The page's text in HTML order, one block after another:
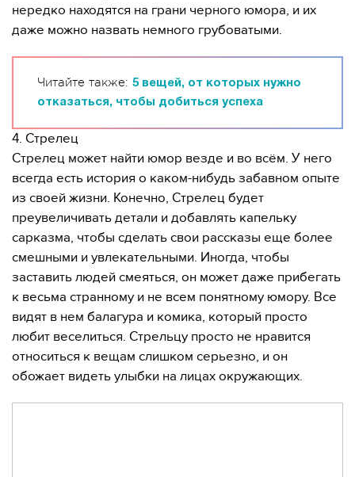
нередко находятся на грани черного юмора, и их
даже можно назвать немного грубоватыми.
Читайте также: 5 вещей, от которых нужно
отказаться, чтобы добиться успеха
4. Стрелец
Стрелец может найти юмор везде и во всём. У него
всегда есть история о каком-нибудь забавном опыте
из своей жизни. Конечно, Стрелец будет
преувеличивать детали и добавлять капельку
сарказма, чтобы сделать свои рассказы еще более
смешными и увлекательными. Иногда, чтобы
заставить людей смеяться, он может даже прибегать
к весьма странному и не всем понятному юмору. Все
видят в нем балагура и комика, который просто
любит веселиться. Стрельцу просто не нравится
относиться к вещам слишком серьезно, и он
обожает видеть улыбки на лицах окружающих.